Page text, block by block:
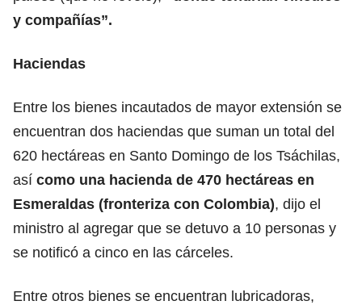
y compañías”.
Haciendas
Entre los bienes incautados de mayor extensión se
encuentran dos haciendas que suman un total del
620 hectáreas en Santo Domingo de los Tsáchilas,
así como una hacienda de 470 hectáreas en
Esmeraldas (fronteriza con Colombia), dijo el
ministro al agregar que se detuvo a 10 personas y
se notificó a cinco en las cárceles.
Entre otros bienes se encuentran lubricadoras,